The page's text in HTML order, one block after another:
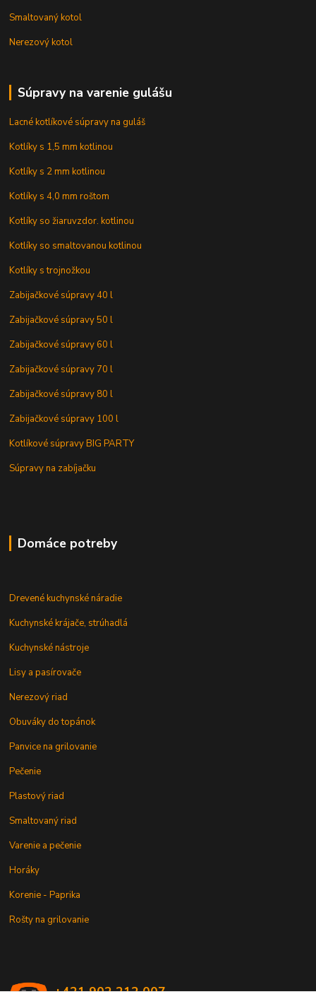
Smaltovaný kotol
Nerezový kotol
Súpravy na varenie gulášu
Lacné kotlíkové súpravy na guláš
Kotlíky s 1,5 mm kotlinou
Kotlíky s 2 mm kotlinou
Kotlíky s 4,0 mm roštom
Kotlíky so žiaruvzdor. kotlinou
Kotlíky so smaltovanou kotlinou
Kotlíky s trojnožkou
Zabijačkové súpravy 40 l
Zabijačkové súpravy 50 l
Zabijačkové súpravy 60 l
Zabijačkové súpravy 70 l
Zabijačkové súpravy 80 l
Zabijačkové súpravy 100 l
Kotlíkové súpravy BIG PARTY
Súpravy na zabíjačku
Domáce potreby
Drevené kuchynské náradie
Kuchynské krájače, strúhadlá
Kuchynské nástroje
Lisy a pasírovače
Nerezový riad
Obuváky do topánok
Panvice na grilovanie
Pečenie
Plastový riad
Smaltovaný riad
Varenie a pečenie
Horáky
Korenie - Paprika
Rošty na grilovanie
+421 902 212 007